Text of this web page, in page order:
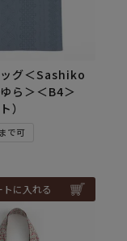
グ＜Sashiko
ら＞＜B4＞
）
で可
トに入れる